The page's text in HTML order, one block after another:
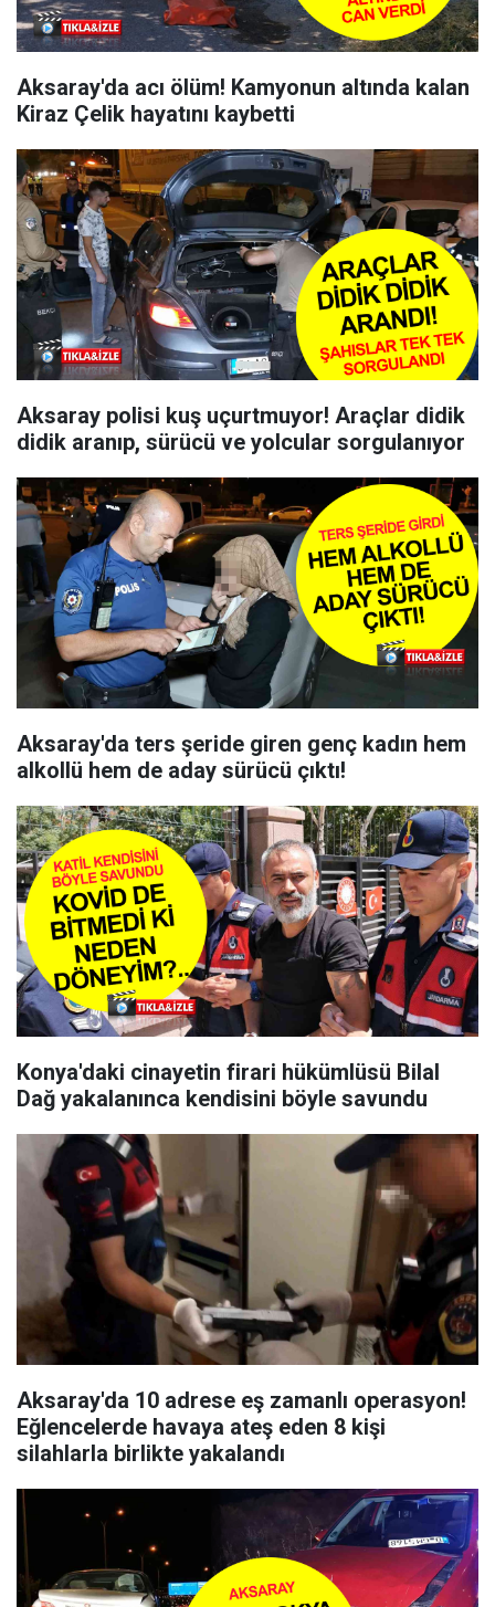
Aksaray'da acı ölüm! Kamyonun altında kalan
Kiraz Çelik hayatını kaybetti
Aksaray polisi kuş uçurtmuyor! Araçlar didik
didik aranıp, sürücü ve yolcular sorgulanıyor
Aksaray'da ters şeride giren genç kadın hem
alkollü hem de aday sürücü çıktı!
Konya'daki cinayetin firari hükümlüsü Bilal
Dağ yakalanınca kendisini böyle savundu
Aksaray'da 10 adrese eş zamanlı operasyon!
Eğlencelerde havaya ateş eden 8 kişi
silahlarla birlikte yakalandı